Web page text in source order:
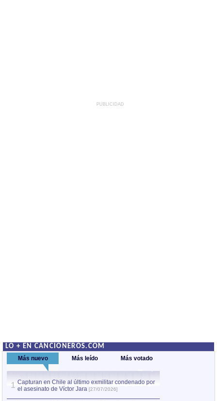
PUBLICIDAD
LO + EN CANCIONEROS.COM
Más nuevo Más leído Más votado
1 Capturan en Chile al último exmilitar condenado por
el asesinato de Víctor Jara [27/07/2026]